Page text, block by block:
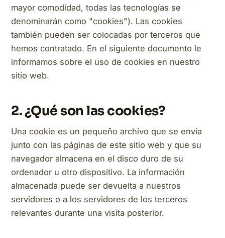
mayor comodidad, todas las tecnologías se
denominarán como "cookies"). Las cookies
también pueden ser colocadas por terceros que
hemos contratado. En el siguiente documento le
informamos sobre el uso de cookies en nuestro
sitio web.
2. ¿Qué son las cookies?
Una cookie es un pequeño archivo que se envía
junto con las páginas de este sitio web y que su
navegador almacena en el disco duro de su
ordenador u otro dispositivo. La información
almacenada puede ser devuelta a nuestros
servidores o a los servidores de los terceros
relevantes durante una visita posterior.